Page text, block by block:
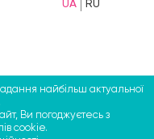
UA RU
Больбін Павло
найбільш актуальної
Ви погоджуєтесь з
cookie.